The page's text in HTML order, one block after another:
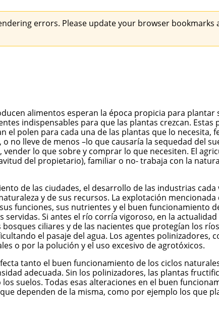
errors. Please update your browser
alimentos esperan la época propicia para
indispensables para que las plantas crezcan.
polen para cada una de las plantas que lo
no lleve de menos –lo que causaría la sequedad del
lo que sobre y comprar lo que necesiten. El
del propietario), familiar o no- trabaja con la
de las ciudades, el desarrollo de las industrias
y de sus recursos. La explotación
funciones, sus nutrientes y el buen funcionamiento
Si antes el río corría vigoroso, en la
ciliares y de las nacientes que protegían los
el pasaje del agua. Los agentes polinizadores,
o por la polución y el uso excesivo de agrotóxicos.
tanto el buen funcionamiento de los ciclos
adecuada. Sin los polinizadores, las plantas
suelos. Todas esas alteraciones en el buen
dependen de la misma, como por ejemplo los que